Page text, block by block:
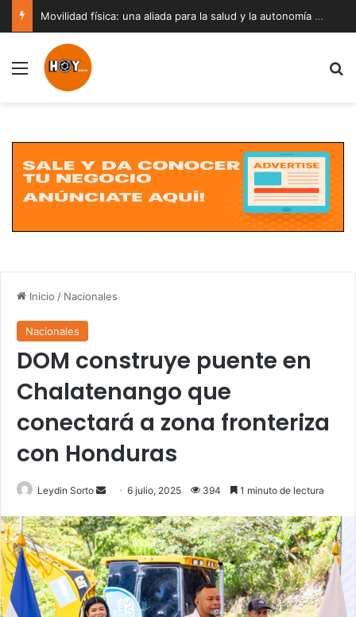
Movilidad física: una aliada para la salud y la autonomía a cualquier edad
Menú
Inicio / Nacionales
Nacionales
DOM construye puente en
Chalatenango que
conectará a zona fronteriza
con Honduras
Leydin Sorto
Send
email
6 julio, 2025 394 1 minuto de lectura